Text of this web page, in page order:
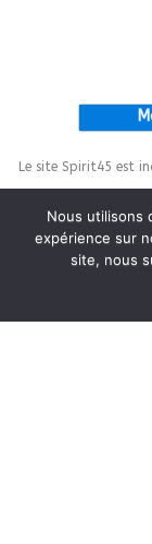
Le site Spirit45 est
Nous utilisons
expérience sur
site, nous